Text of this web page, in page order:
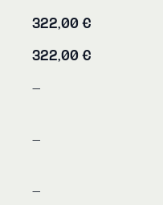
322,00 €
322,00 €
-
-
-